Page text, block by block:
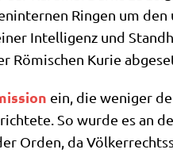
Rin­gen um
Intel­li­genz und
Römi­schen Kurie
ein, die weni­ger
So wur­de es an
Orden, da